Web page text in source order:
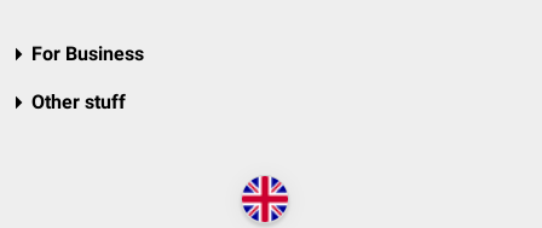
For Business
Other stuff